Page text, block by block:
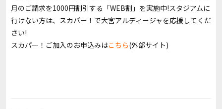
月のご請求を1000円割引する「WEB割」を実施中!スタジアムに
行けない方は、スカパー！で大宮アルディージャを応援してくだ
さい!
スカパー！ご加入のお申込みはこちら(外部サイト)